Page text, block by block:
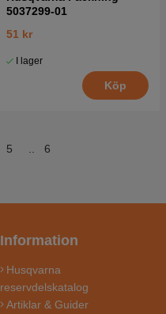
5037299-01
51 kr
I lager
Köp
5 6
Information
Husqvarna
reservdelskatalog
Artiklar & Guider